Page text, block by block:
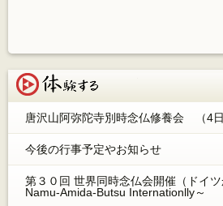
唐沢山阿弥陀寺別時念仏修養会 （4日
今後の行事予定やお知らせ
第３０回 世界同時念仏会開催（ドイ
Namu-Amida-Butsu Internationlly～